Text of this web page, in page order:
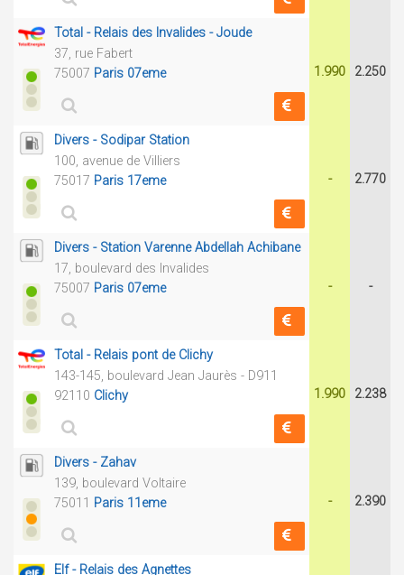
Total - Relais des Invalides - Joude
37, rue Fabert
75007 Paris 07eme 1.990 2.250
Divers - Sodipar Station
100, avenue de Villiers
75017 Paris 17eme - 2.770
Divers - Station Varenne Abdellah Achibane
17, boulevard des Invalides
75007 Paris 07eme - -
Total - Relais pont de Clichy
143-145, boulevard Jean Jaurès - D911
92110 Clichy 1.990 2.238
Divers - Zahav
139, boulevard Voltaire
75011 Paris 11eme - 2.390
Elf - Relais des Agnettes